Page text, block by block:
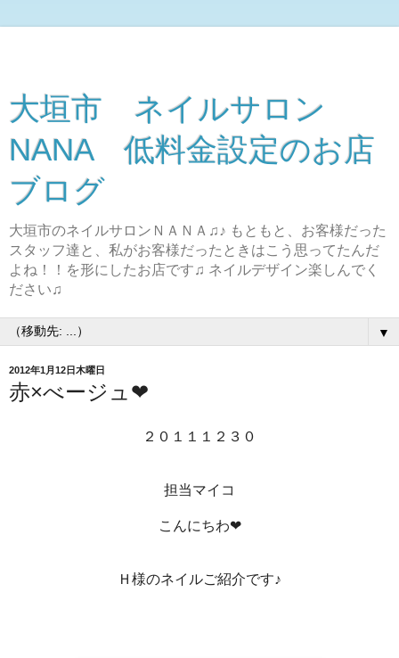
大垣市 ネイルサロン
NANA 低料金設定のお店
ブログ
大垣市のネイルサロンＮＡＮＡ♫♪ もともと、お客様だった
スタッフ達と、私がお客様だったときはこう思ってたんだ
よね！！を形にしたお店です♫ ネイルデザイン楽しんでく
ださい♫
▼
2012年1月12日木曜日
赤×べージュ❤
２０１１１２３０
担当マイコ
こんにちわ❤
Ｈ様のネイルご紹介です♪